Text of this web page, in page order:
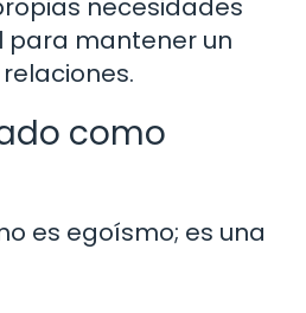
necesidades
para mantener un
como
es egoísmo; es una